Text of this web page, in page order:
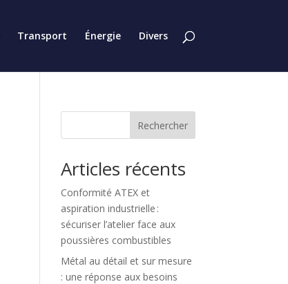
Transport Énergie Divers
Rechercher
Articles récents
Conformité ATEX et
aspiration industrielle :
sécuriser l’atelier face aux
poussières combustibles
Métal au détail et sur mesure
: une réponse aux besoins